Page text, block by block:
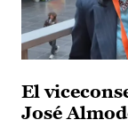
El
José